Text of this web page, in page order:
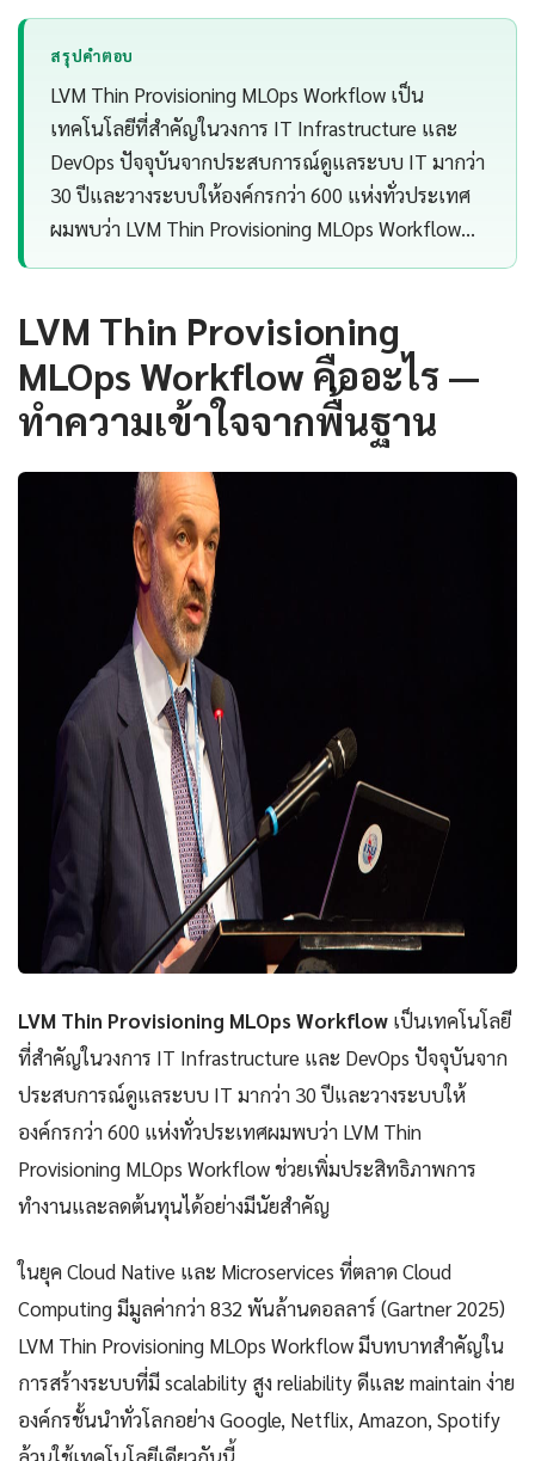
สรุปคำตอบ
LVM Thin Provisioning MLOps Workflow เป็น
เทคโนโลยีที่สำคัญในวงการ IT Infrastructure และ
DevOps ปัจจุบันจากประสบการณ์ดูแลระบบ IT มากว่า
30 ปีและวางระบบให้องค์กรกว่า 600 แห่งทั่วประเทศ
ผมพบว่า LVM Thin Provisioning MLOps Workflow…
LVM Thin Provisioning
MLOps Workflow คืออะไร —
ทำความเข้าใจจากพื้นฐาน
LVM Thin Provisioning MLOps Workflow เป็นเทคโนโลยี
ที่สำคัญในวงการ IT Infrastructure และ DevOps ปัจจุบันจาก
ประสบการณ์ดูแลระบบ IT มากว่า 30 ปีและวางระบบให้
องค์กรกว่า 600 แห่งทั่วประเทศผมพบว่า LVM Thin
Provisioning MLOps Workflow ช่วยเพิ่มประสิทธิภาพการ
ทำงานและลดต้นทุนได้อย่างมีนัยสำคัญ
ในยุค Cloud Native และ Microservices ที่ตลาด Cloud
Computing มีมูลค่ากว่า 832 พันล้านดอลลาร์ (Gartner 2025)
LVM Thin Provisioning MLOps Workflow มีบทบาทสำคัญใน
การสร้างระบบที่มี scalability สูง reliability ดีและ maintain ง่าย
องค์กรชั้นนำทั่วโลกอย่าง Google, Netflix, Amazon, Spotify